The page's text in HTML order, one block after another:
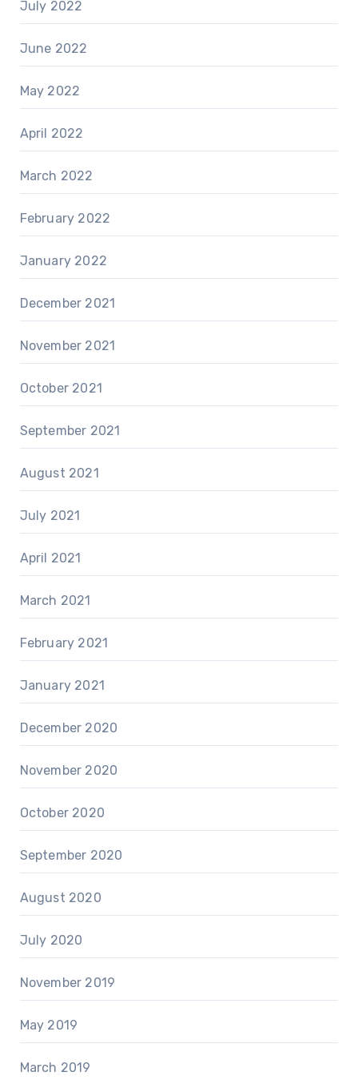
July 2022
June 2022
May 2022
April 2022
March 2022
February 2022
January 2022
December 2021
November 2021
October 2021
September 2021
August 2021
July 2021
April 2021
March 2021
February 2021
January 2021
December 2020
November 2020
October 2020
September 2020
August 2020
July 2020
November 2019
May 2019
March 2019